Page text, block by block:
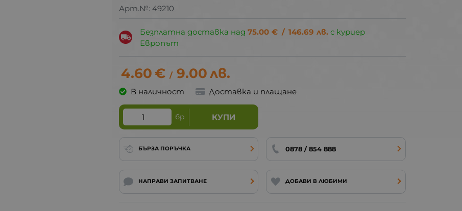
Арт.№: 49210
Безплатна доставка над75.00 € / 146.69 лв. с куриер
Европът
4.60€ / 9.00лв.
В наличност Доставка и плащане
бр КУПИ
БЪРЗА ПОРЪЧКА 0878 / 854 888
НАПРАВИ ЗАПИТВАНЕ ДОБАВИ В ЛЮБИМИ